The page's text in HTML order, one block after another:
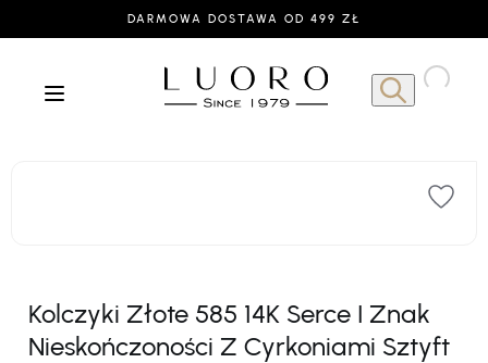
DARMOWA DOSTAWA OD 499 ZŁ
Kolczyki Złote 585 14K Serce I Znak
Nieskończoności Z Cyrkoniami Sztyft